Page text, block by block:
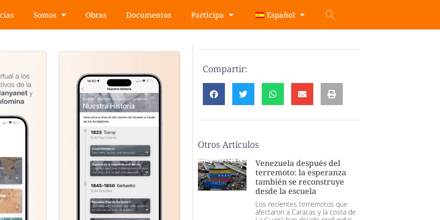
Somos Obras Documentos Participa Español
Compartir:
Otros Artículos
Venezuela después del
terremoto: la esperanza
también se reconstruye
desde la escuela
Los recientes terremotos que
afectaron a Caracas y la costa de